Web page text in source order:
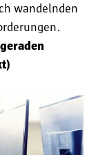
wandelnden